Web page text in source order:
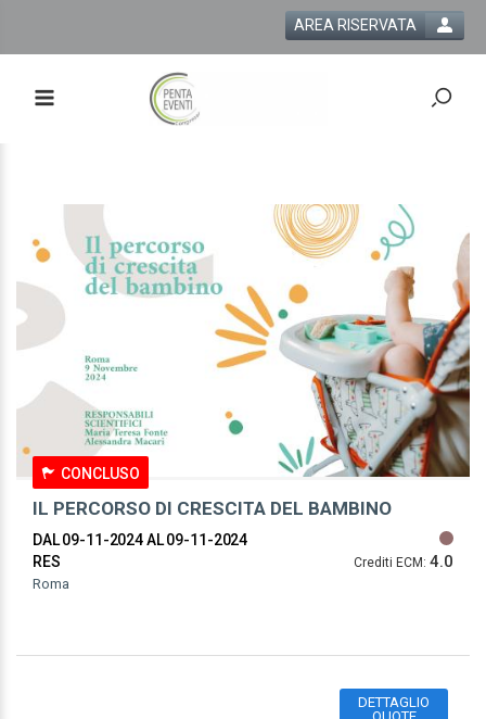
AREA RISERVATA
CONCLUSO
IL PERCORSO DI CRESCITA DEL BAMBINO
DAL 09-11-2024AL 09-11-2024
RES
Crediti ECM: 4.0
Roma
DETTAGLIO